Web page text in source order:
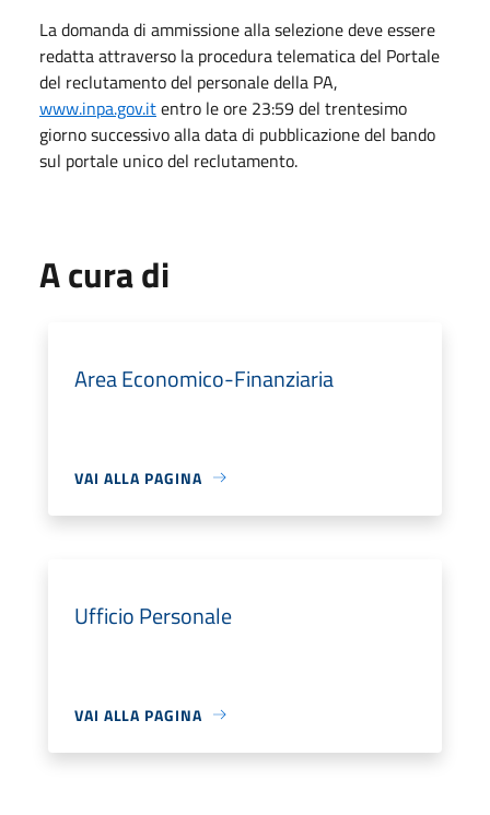
La domanda di ammissione alla selezione deve essere
redatta attraverso la procedura telematica del Portale
del reclutamento del personale della PA,
www.inpa.gov.itentro le ore 23:59 del trentesimo
giorno successivo alla data di pubblicazione del bando
sul portale unico del reclutamento.
A cura di
Area Economico-Finanziaria
VAI ALLA PAGINA
Ufficio Personale
VAI ALLA PAGINA